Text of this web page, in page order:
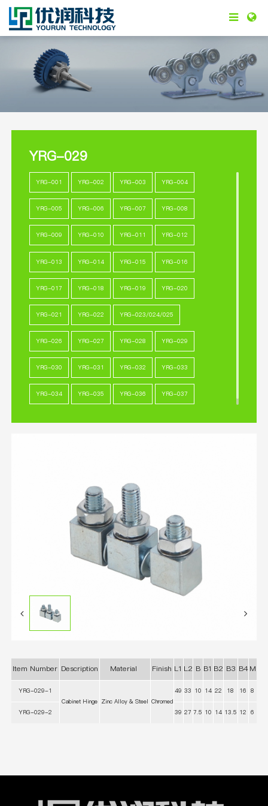
YRG-029
YRG-001 YRG-002 YRG-003 YRG-004
YRG-005 YRG-006 YRG-007 YRG-008
YRG-009 YRG-010 YRG-011 YRG-012
YRG-013 YRG-014 YRG-015 YRG-016
YRG-017 YRG-018 YRG-019 YRG-020
YRG-021 YRG-022 YRG-023/024/025
YRG-026 YRG-027 YRG-028 YRG-029
YRG-030 YRG-031 YRG-032 YRG-033
YRG-034 YRG-035 YRG-036 YRG-037
Item Number Description Material Finish L1 L2 B B1 B2 B3 B4 M
YRG-029-1
Cabinet Hinge Zinc Alloy & Steel Chromed
49 33 10 14 22 18 16 8
YRG-029-2 39 27 7.5 10 14 13.5 12 6